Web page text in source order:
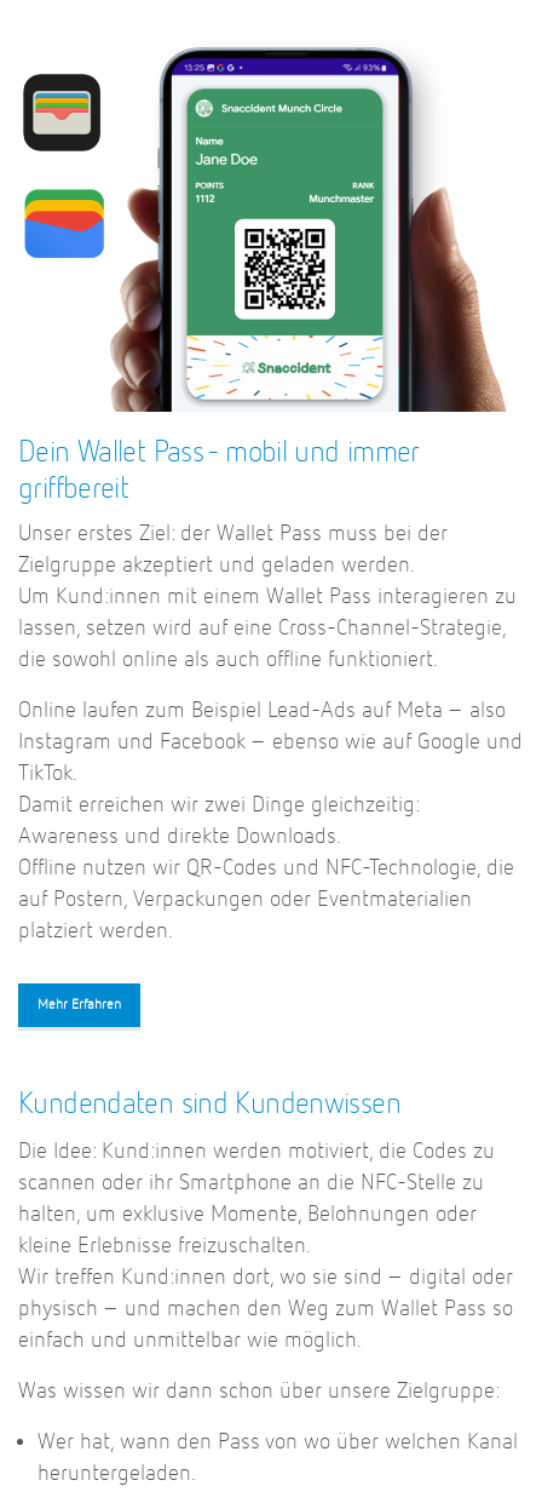
Dein Wallet Pass - mobil und immer
griffbereit
Unser erstes Ziel: der Wallet Pass muss bei der
Zielgruppe akzeptiert und geladen werden.
Um Kund:innen mit einem Wallet Pass interagieren zu
lassen, setzen wird auf eine Cross-Channel-Strategie,
die sowohl online als auch offline funktioniert.
Online laufen zum Beispiel Lead-Ads auf Meta – also
Instagram und Facebook – ebenso wie auf Google und
TikTok.
Damit erreichen wir zwei Dinge gleichzeitig:
Awareness und direkte Downloads.
Offline nutzen wir QR-Codes und NFC-Technologie, die
auf Postern, Verpackungen oder Eventmaterialien
platziert werden.
Mehr Erfahren
Kundendaten sind Kundenwissen
Die Idee: Kund:innen werden motiviert, die Codes zu
scannen oder ihr Smartphone an die NFC-Stelle zu
halten, um exklusive Momente, Belohnungen oder
kleine Erlebnisse freizuschalten.
Wir treffen Kund:innen dort, wo sie sind – digital oder
physisch – und machen den Weg zum Wallet Pass so
einfach und unmittelbar wie möglich.
Was wissen wir dann schon über unsere Zielgruppe:
Wer hat, wann den Pass von wo über welchen Kanal
heruntergeladen.